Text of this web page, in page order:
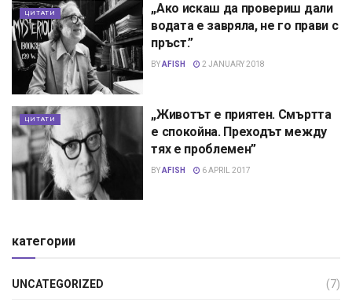
ЦИТАТИ
„Ако искаш да провериш дали
водата е завряла, не го прави с
пръст.”
BYAFISH 2 JANUARY 2018
ЦИТАТИ
„Животът е приятен. Смъртта
е спокойна. Преходът между
тях е проблемен”
BYAFISH 6 APRIL 2017
категории
UNCATEGORIZED (7)